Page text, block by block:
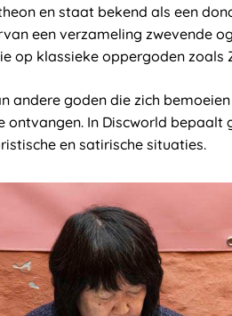
en staat bekend als een
een verzameling zwevende
op klassieke oppergoden zoals
andere goden die zich
ontvangen. In Discworld
en satirische situaties.